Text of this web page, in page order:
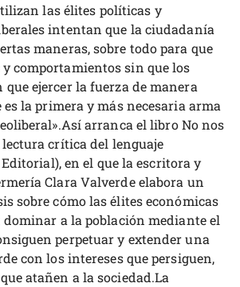
las élites políticas y
intentan que la ciudadanía
maneras, sobre todo para que
comportamientos sin que los
que ejercer la fuerza de manera
la primera y más necesaria arma
arranca el libro No nos
crítica del lenguaje
en el que la escritora y
Clara Valverde elabora un
sobre cómo las élites económicas
a la población mediante el
perpetuar y extender una
con los intereses que persiguen,
atañen a la sociedad.La